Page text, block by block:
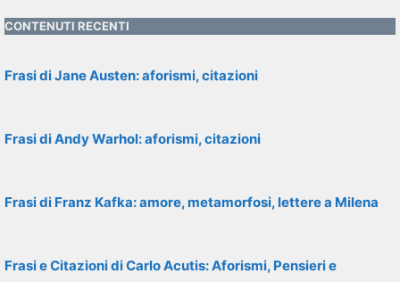
CONTENUTI RECENTI
Frasi di Jane Austen: aforismi, citazioni
Frasi di Andy Warhol: aforismi, citazioni
Frasi di Franz Kafka: amore, metamorfosi, lettere a Milena
Frasi e Citazioni di Carlo Acutis: Aforismi, Pensieri e